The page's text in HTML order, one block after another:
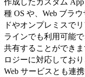
作成したカスタム
種 OS や、Web ブラ
ドやオンプレミスで
ラインでも利用可能
共有することができ
ロジーに対応してお
Web サービスとも連